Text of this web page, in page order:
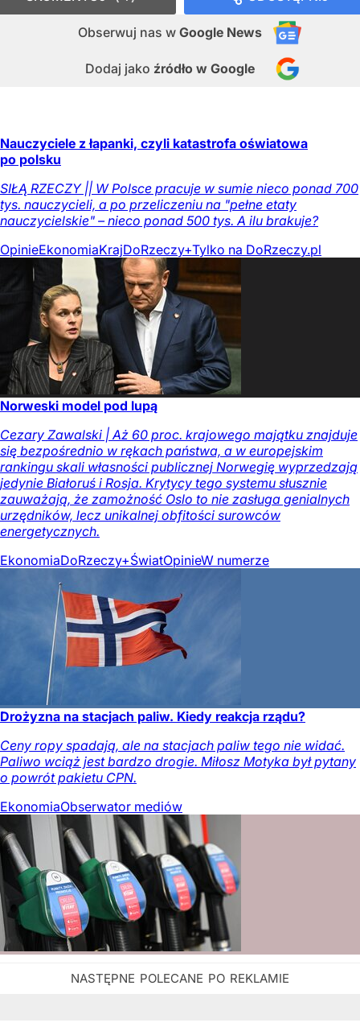
Obserwuj nas w Google News
Dodaj jako źródło w Google
Nauczyciele z łapanki, czyli katastrofa oświatowa
po polsku
SIŁĄ RZECZY || W Polsce pracuje w sumie nieco ponad 700
tys. nauczycieli, a po przeliczeniu na "pełne etaty
nauczycielskie" – nieco ponad 500 tys. A ilu brakuje?
OpinieEkonomiaKrajDoRzeczy+Tylko na DoRzeczy.pl
Norweski model pod lupą
Cezary Zawalski | Aż 60 proc. krajowego majątku znajduje
się bezpośrednio w rękach państwa, a w europejskim
rankingu skali własności publicznej Norwegię wyprzedzają
jedynie Białoruś i Rosja. Krytycy tego systemu słusznie
zauważają, że zamożność Oslo to nie zasługa genialnych
urzędników, lecz unikalnej obfitości surowców
energetycznych.
EkonomiaDoRzeczy+ŚwiatOpinieW numerze
Drożyzna na stacjach paliw. Kiedy reakcja rządu?
Ceny ropy spadają, ale na stacjach paliw tego nie widać.
Paliwo wciąż jest bardzo drogie. Miłosz Motyka był pytany
o powrót pakietu CPN.
EkonomiaObserwator mediów